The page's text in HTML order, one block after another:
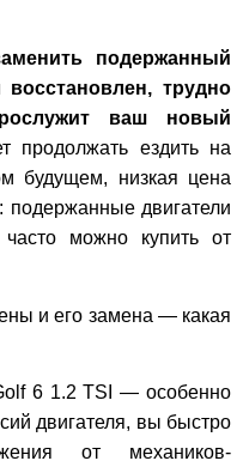
подержанный
трудно
ваш новый
продолжать ездить на
будущем, низкая цена
подержанные двигатели
можно купить от
и его замена — какая
6 1.2 TSI — особенно
двигателя, вы быстро
от механиков-